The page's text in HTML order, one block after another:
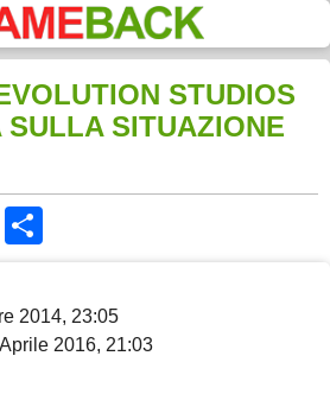
STUDIOS
SULLA SITUAZIONE
WhatsApp
2014, 23:05
2016, 21:03